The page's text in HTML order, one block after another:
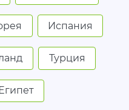
Испания
Турция
Египет